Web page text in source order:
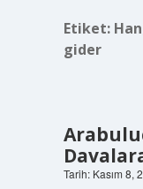
Etiket:
gider
Tarih: Kasım 8,